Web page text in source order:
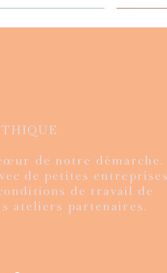
Aperçu rapide
- vintage kantha
et bagru
Prix
180,00 €
Veste
Aperçu rapide
- édition limitée
Prix
160,00 €
de notre démarche.
de petites
de travail de
ateliers partenaires.